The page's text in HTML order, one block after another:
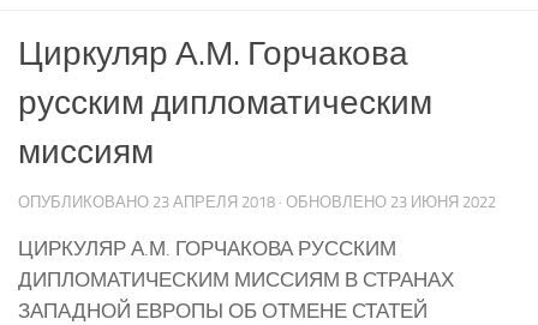
Циркуляр А.М. Горчакова
русским дипломатическим
миссиям
ОПУБЛИКОВАНО 23 АПРЕЛЯ 2018 · ОБНОВЛЕНО 23 ИЮНЯ 2022
ЦИРКУЛЯР А.М. ГОРЧАКОВА РУССКИМ
ДИПЛОМАТИЧЕСКИМ МИССИЯМ В СТРАНАХ
ЗАПАДНОЙ ЕВРОПЫ ОБ ОТМЕНЕ СТАТЕЙ